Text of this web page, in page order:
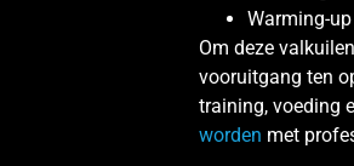
Warming-
Om deze
vooruitgang ten
training, voeding
worden met